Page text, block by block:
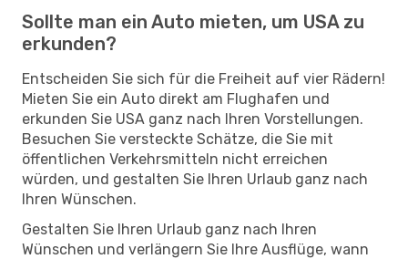
Sollte man ein Auto mieten, um USA zu
erkunden?
Entscheiden Sie sich für die Freiheit auf vier Rädern!
Mieten Sie ein Auto direkt am Flughafen und
erkunden Sie USA ganz nach Ihren Vorstellungen.
Besuchen Sie versteckte Schätze, die Sie mit
öffentlichen Verkehrsmitteln nicht erreichen
würden, und gestalten Sie Ihren Urlaub ganz nach
Ihren Wünschen.
Gestalten Sie Ihren Urlaub ganz nach Ihren
Wünschen und verlängern Sie Ihre Ausflüge, wann